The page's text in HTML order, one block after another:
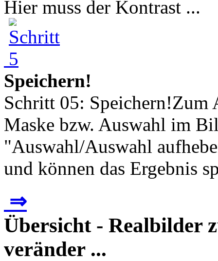
Hier muss der Kontrast ...
Speichern!
Schritt 05: Speichern!Zum
Maske bzw. Auswahl im
"Auswahl/Auswahl
und können das Ergebnis
⇒
Übersicht - Realbilder
veränder ...